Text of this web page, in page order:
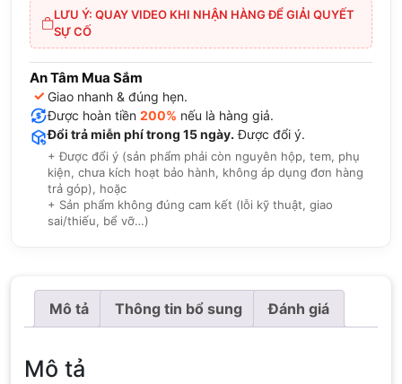
LƯU Ý: QUAY VIDEO KHI NHẬN HÀNG ĐỂ GIẢI QUYẾT
SỰ CỐ
An Tâm Mua Sắm
✓ Giao nhanh & đúng hẹn.
Được hoàn tiền 200% nếu là hàng giả.
Đổi trả miễn phí trong 15 ngày. Được đổi ý.
+ Được đổi ý (sản phẩm phải còn nguyên hộp, tem, phụ
kiện, chưa kích hoạt bảo hành, không áp dụng đơn hàng
trả góp), hoặc
+ Sản phẩm không đúng cam kết (lỗi kỹ thuật, giao
sai/thiếu, bể vỡ…)
Mô tả Thông tin bổ sung Đánh giá
Mô tả